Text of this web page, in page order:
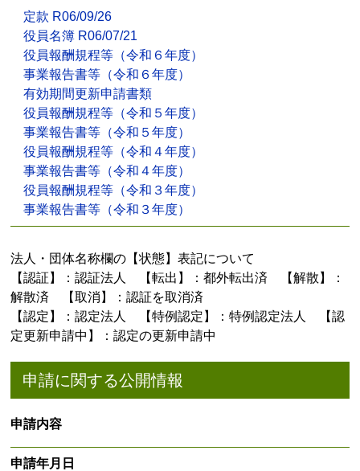
定款 R06/09/26
役員名簿 R06/07/21
役員報酬規程等（令和６年度）
事業報告書等（令和６年度）
有効期間更新申請書類
役員報酬規程等（令和５年度）
事業報告書等（令和５年度）
役員報酬規程等（令和４年度）
事業報告書等（令和４年度）
役員報酬規程等（令和３年度）
事業報告書等（令和３年度）
法人・団体名称欄の【状態】表記について
【認証】：認証法人 【転出】：都外転出済 【解散】：
解散済 【取消】：認証を取消済
【認定】：認定法人 【特例認定】：特例認定法人 【認
定更新申請中】：認定の更新申請中
申請に関する公開情報
申請内容
申請年月日